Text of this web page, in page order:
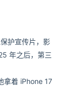
护宣传片，影
年之后，第三
拿着 iPhone 17